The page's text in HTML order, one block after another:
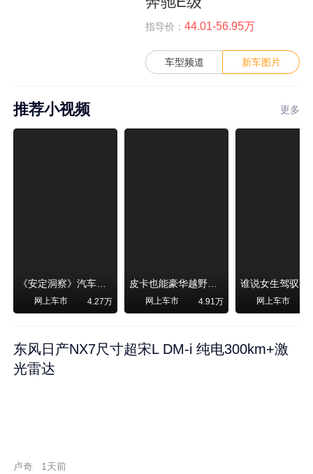
指导价： 44.01-56.95万
车型频道 新车图片
推荐小视频 更多
《安定洞察》汽车烧不烧油，和石油安全无关！
网上车市 4.27万
皮卡也能豪华越野！纵横F700上市，限时卖29.99万起
网上车市 4.91万 网上车市
东风日产NX7尺寸超宋L DM-i 纯电300km+激
光雷达
卢奇 1天前